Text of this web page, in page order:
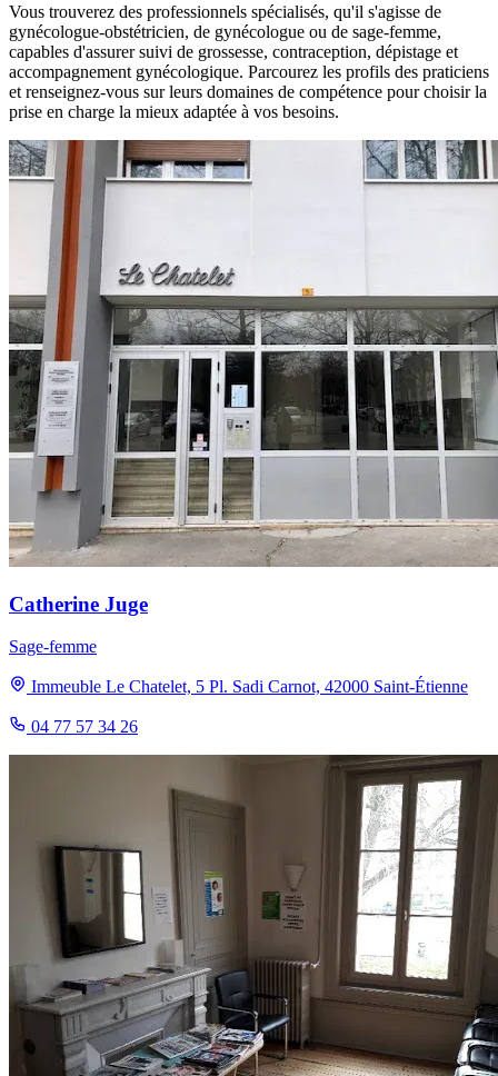
Vous trouverez des professionnels spécialisés, qu'il s'agisse de
gynécologue-obstétricien, de gynécologue ou de sage-femme,
capables d'assurer suivi de grossesse, contraception, dépistage et
accompagnement gynécologique. Parcourez les profils des praticiens
et renseignez-vous sur leurs domaines de compétence pour choisir la
prise en charge la mieux adaptée à vos besoins.
Catherine Juge
Sage-femme
Immeuble Le Chatelet, 5 Pl. Sadi Carnot, 42000 Saint-Étienne
04 77 57 34 26